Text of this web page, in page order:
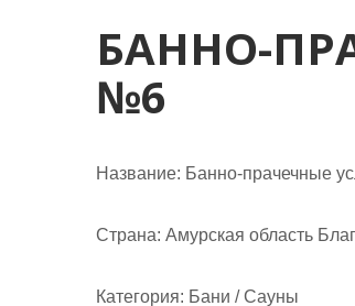
БАННО-
№6
Название: Банно-прачечные
Страна: Амурская область
Категория: Бани / Сауны